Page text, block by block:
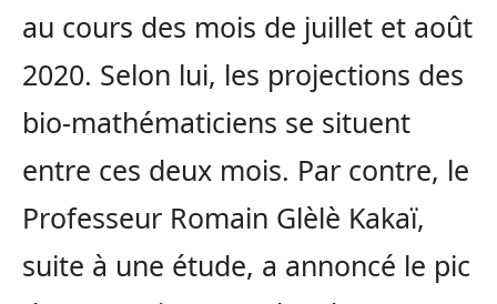
au cours des mois de juillet et août
2020. Selon lui, les projections des
bio-mathématiciens se situent
entre ces deux mois. Par contre, le
Professeur Romain Glèlè Kakaï,
suite à une étude, a annoncé le pic